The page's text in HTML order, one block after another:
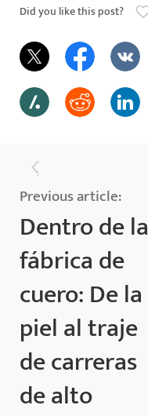
Did you like this post?
Previous article:
Dentro de la
fábrica de
cuero: De la
piel al traje
de carreras
de alto